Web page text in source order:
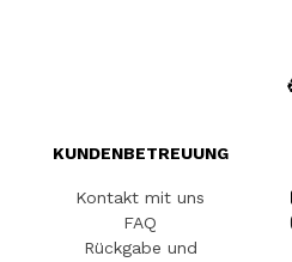
KUNDENBETREUUNG
Kontakt mit uns
FAQ
Rückgabe und